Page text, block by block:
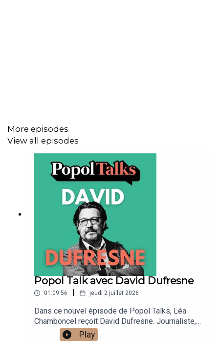
Vous pouvez aussi retrouver tous nos contenus sur
notre nouveausite Internet🤩
Musique originale : Julien Montcouquiol
More episodes
View all episodes
Popol Talk avec David Dufresne
01:09:56 jeudi 2 juillet 2026
Dans ce nouvel épisode de Popol Talks, Léa
Chamboncel reçoit David Dufresne. Journaliste,
réalisateur, auteur et fondateur du média Au
Play